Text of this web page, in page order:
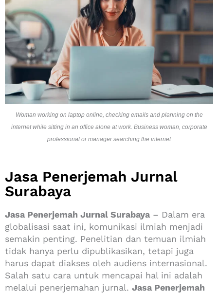
Woman working on laptop online, checking emails and planning on the
internet while sitting in an office alone at work. Business woman, corporate
professional or manager searching the internet
Jasa Penerjemah Jurnal
Surabaya
Jasa Penerjemah Jurnal Surabaya– Dalam era
globalisasi saat ini, komunikasi ilmiah menjadi
semakin penting. Penelitian dan temuan ilmiah
tidak hanya perlu dipublikasikan, tetapi juga
harus dapat diakses oleh audiens internasional.
Salah satu cara untuk mencapai hal ini adalah
melalui penerjemahan jurnal. Jasa Penerjemah